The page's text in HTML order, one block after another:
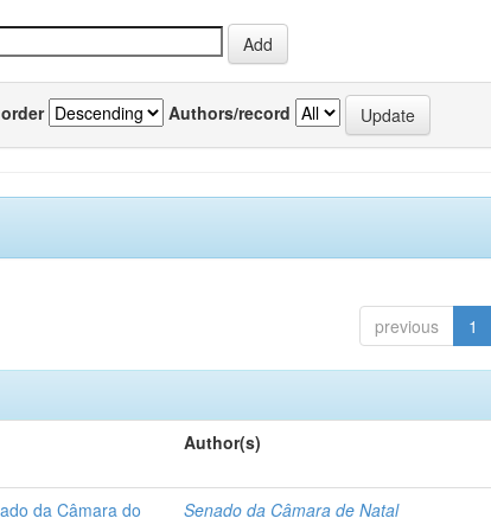
Authors/record
previous 1
Author(s)
da Câmara do
Senado da Câmara de Natal